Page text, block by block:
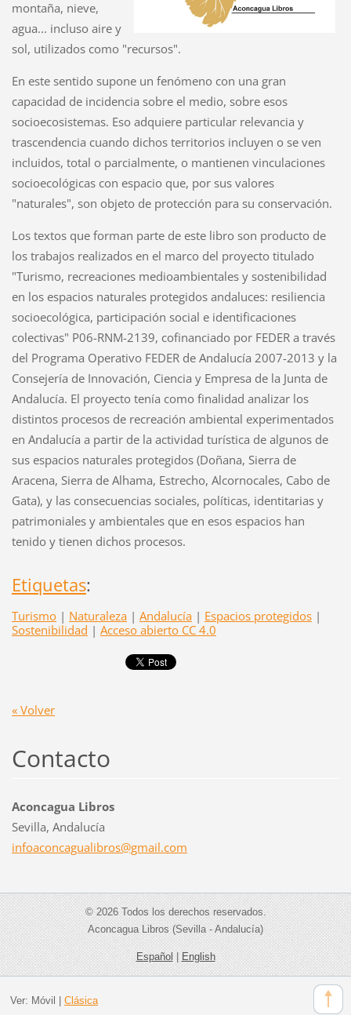
montaña, nieve,
agua... incluso aire y
sol, utilizados como "recursos".
En este sentido supone un fenómeno con una gran
capacidad de incidencia sobre el medio, sobre esos
socioecosistemas. Eso adquiere particular relevancia y
trascendencia cuando dichos territorios incluyen o se ven
incluidos, total o parcialmente, o mantienen vinculaciones
socioecológicas con espacio que, por sus valores
"naturales", son objeto de protección para su conservación.
Los textos que forman parte de este libro son producto de
los trabajos realizados en el marco del proyecto titulado
"Turismo, recreaciones medioambientales y sostenibilidad
en los espacios naturales protegidos andaluces: resiliencia
socioecológica, participación social e identificaciones
colectivas" P06-RNM-2139, cofinanciado por FEDER a través
del Programa Operativo FEDER de Andalucía 2007-2013 y la
Consejería de Innovación, Ciencia y Empresa de la Junta de
Andalucía. El proyecto tenía como finalidad analizar los
distintos procesos de recreación ambiental experimentados
en Andalucía a partir de la actividad turística de algunos de
sus espacios naturales protegidos (Doñana, Sierra de
Aracena, Sierra de Alhama, Estrecho, Alcornocales, Cabo de
Gata), y las consecuencias sociales, políticas, identitarias y
patrimoniales y ambientales que en esos espacios han
tenido y tienen dichos procesos.
Etiquetas:
Turismo | Naturaleza | Andalucía | Espacios protegidos |
Sostenibilidad | Acceso abierto CC 4.0
« Volver
Contacto
Aconcagua Libros
Sevilla, Andalucía
infoaconcagualibros@gmail.com
© 2026 Todos los derechos reservados.
Aconcagua Libros (Sevilla - Andalucía)
Español|English
Ver: Móvil | Clásica